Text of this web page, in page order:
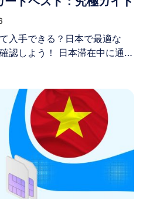
港（PEK）の全館で無料Wi-
ターミナルおよび以下のほと
FREE-WIFI」という無
けて接続できます： 注：香
AIRPORT-FREE-WIFI」ネッ
グイン認証を行う3つの方法
時間は約5秒です。 [...]
入手できる？日本で最適な
認しよう！ 日本滞在中に通信
不安が残ります。最適な選択
またはeSIMプランを入手する
日本旅行に必要なSIMカードと
類選び、費用、購入場所な
を紹介します。 I. 日本のSIMカ
はい、ほとんどの場合、日本
勧めします。ナビゲーショ
クシーの予約、連絡手段の確保